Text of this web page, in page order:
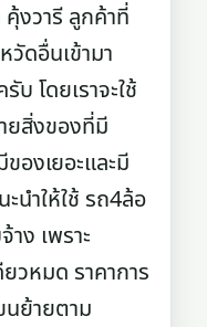
งวารี ลูกค้าที่
ดอื่นเข้ามา
โดยเราจะใช้
ยสิ่งของที่มี
องเยอะและมี
นำให้ใช้ รถ4ล้อ
ง เพราะ
วหมด ราคาการ
นย้ายตาม